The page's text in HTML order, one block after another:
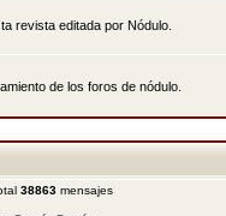
revista editada por Nódulo.
de los foros de nódulo.
38863 mensajes